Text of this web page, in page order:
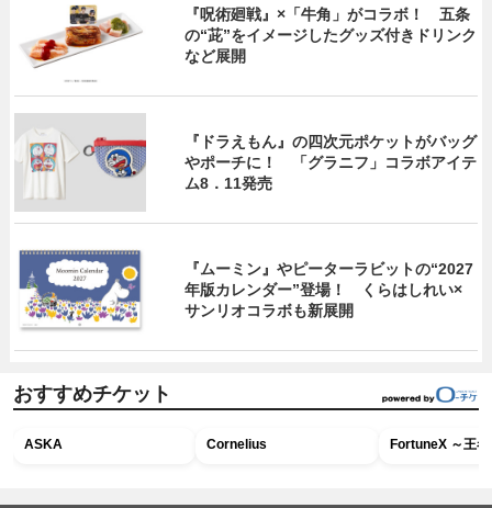
『呪術廻戦』×「牛角」がコラボ！ 五条
の“茈”をイメージしたグッズ付きドリンク
など展開
『ドラえもん』の四次元ポケットがバッグ
やポーチに！ 「グラニフ」コラボアイテ
ム8．11発売
『ムーミン』やピーターラビットの“2027
年版カレンダー”登場！ くらはしれい×
サンリオコラボも新展開
おすすめチケット
ASKA Cornelius FortuneX ～王